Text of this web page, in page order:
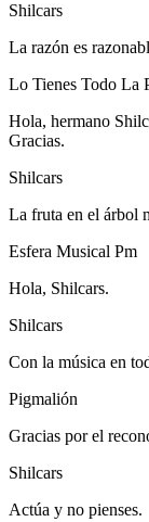
Shilcars
La razón es
Lo Tienes Todo La
Hola, hermano
Gracias.
Shilcars
La fruta en el árbol
Esfera Musical Pm
Hola, Shilcars.
Shilcars
Con la música en
Pigmalión
Gracias por el
Shilcars
Actúa y no pienses.